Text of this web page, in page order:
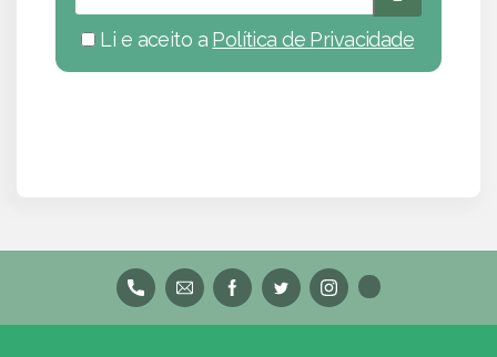
Li e aceito a Política de Privacidade